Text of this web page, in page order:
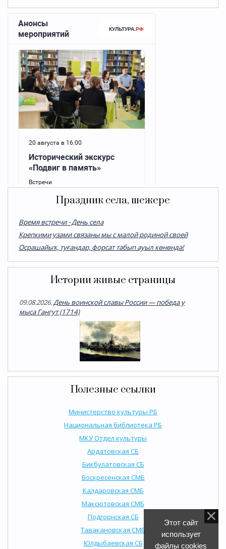
Праздник села, шежере
Время встречи - День села
Крепкими узами связаны мы с малой родиной своей
Осрашайыҡ, туғандар, форсат табып ауыл көнөндә!
Истории живые страницы
09.08.2026.День воинской славы России — победа у
мыса Гангут (1714)
Полезные ссылки
Министерство культуры РБ
Национальная библиотека РБ
МКУ Отдел культуры
Ардатовская СБ
Бикбулатовская СБ
Воскресенская СМБ
Калдаровская СМБ
Максютовская СМБ
Подгорнская СБ
Тавакановская СМБ
Юлдыбаевская СБ
Этот сайт
использует
файлы cookies